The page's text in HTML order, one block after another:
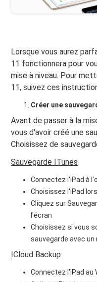
Lorsque vous aurez
11 fonctionnera pour
mise à niveau. Pour
11, suivez ces
Créer une
Avant de passer à la
vous d'avoir créé une
Choisissez de
Sauvegarde ITunes
Connectez l'iPad à
Choisissez l'iPad
Cliquez sur
l'écran
Choisissez si vous
sauvegarde avec
ICloud Backup
Connectez l'iPad au